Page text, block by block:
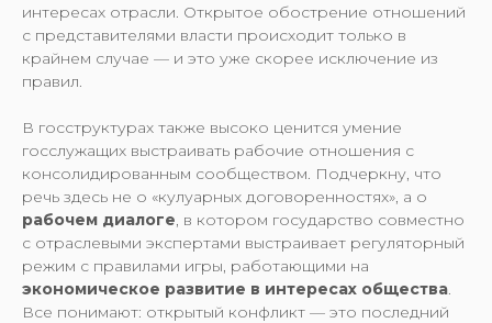
интересах отрасли. Открытое обострение отношений
с представителями власти происходит только в
крайнем случае — и это уже скорее исключение из
правил.
В госструктурах также высоко ценится умение
госслужащих выстраивать рабочие отношения с
консолидированным сообществом. Подчеркну, что
речь здесь не о «кулуарных договоренностях», а о
рабочем диалоге, в котором государство совместно
с отраслевыми экспертами выстраивает регуляторный
режим с правилами игры, работающими на
экономическое развитие в интересах общества.
Все понимают: открытый конфликт — это последний